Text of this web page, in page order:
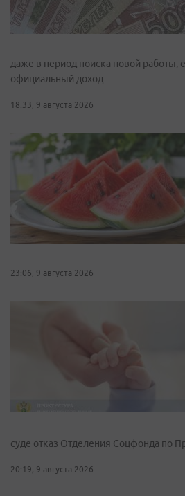
даже в период поиска новой работы,
официальный доход
18:33, 9 августа 2026
23:06, 9 августа 2026
суде отказ Отделения Соцфонда по
20:19, 9 августа 2026